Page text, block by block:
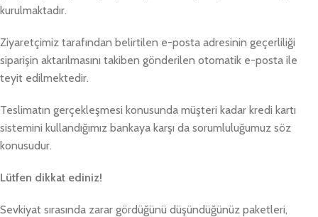
kurulmaktadır.
Ziyaretçimiz tarafından belirtilen e-posta adresinin geçerliliği
siparişin aktarılmasını takiben gönderilen otomatik e-posta ile
teyit edilmektedir.
Teslimatın gerçekleşmesi konusunda müşteri kadar kredi kartı
sistemini kullandığımız bankaya karşı da sorumluluğumuz söz
konusudur.
Lütfen dikkat ediniz!
Sevkiyat sırasında zarar gördüğünü düşündüğünüz paketleri,